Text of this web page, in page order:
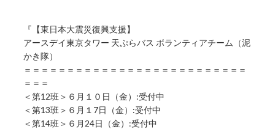
『【東日本大震災復興支援】
アースデイ東京タワー 天ぷらバス ボランティアチーム（泥
かき隊）
＝＝＝＝＝＝＝＝＝＝＝＝＝＝＝＝＝＝＝＝＝＝＝＝＝＝
＝＝＝
＜第12班＞６月１０日（金）:受付中
＜第13班＞６月１7日（金）:受付中
＜第14班＞６月24日（金）:受付中